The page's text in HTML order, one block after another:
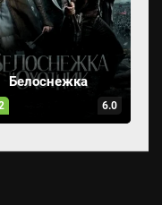
Белоснежка
6.0